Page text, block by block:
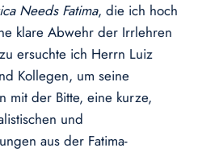
Needs Fatima, die ich hoch
klare Abwehr der Irrlehren
ersuchte ich Herrn Luiz
Kollegen, um seine
mit der Bitte, eine kurze,
und
aus der Fatima-